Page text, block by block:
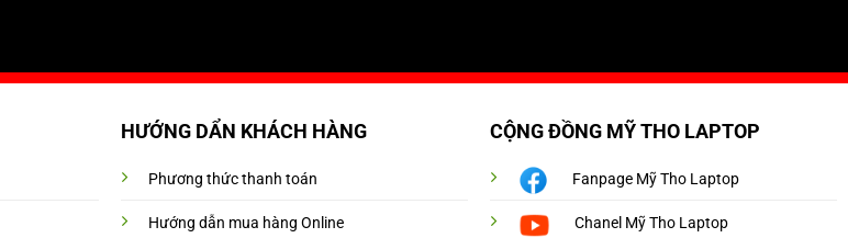
HƯỚNG DẨN KHÁCH HÀNG
Phương thức thanh toán
Hướng dẫn mua hàng Online
CỘNG ĐỒNG MỸ THO LAPTOP
Fanpage Mỹ Tho Laptop
Chanel Mỹ Tho Laptop